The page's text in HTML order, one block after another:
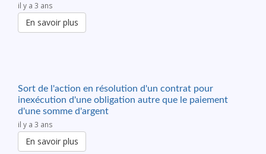
il y a 3 ans
En savoir plus
Sort de l'action en résolution d'un contrat pour
inexécution d'une obligation autre que le paiement
d'une somme d'argent
il y a 3 ans
En savoir plus